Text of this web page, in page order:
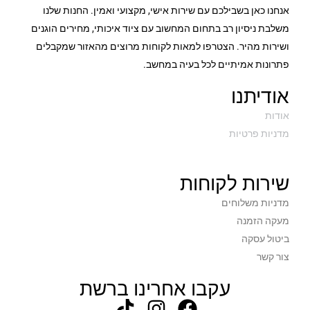
אנחנו כאן בשבילכם עם שירות אישי, מקצועי ואמין. החנות שלנו
משלבת ניסיון רב בתחום המחשוב עם ציוד איכותי, מחירים הוגנים
ושירות מהיר. הצטרפו למאות לקוחות מרוצים מהאזור שמקבלים
פתרונות אמיתיים לכל בעיה במחשב.
אודיתנו
אודות
מדניות פרטיות
שירות לקוחות
מדניות משלוחים
מעקה הזמנה
ביטול עסקה
צור קשר
עקבו אחרינו ברשת